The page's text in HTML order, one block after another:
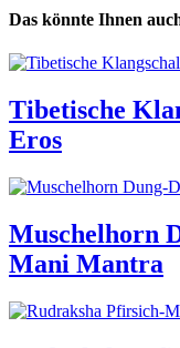
Das könnte Ihnen
Tibetische
Eros
Muschelhorn
Mani Mantra